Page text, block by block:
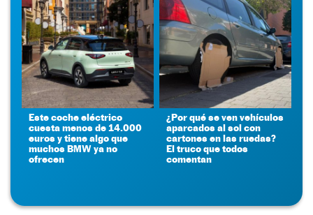
Este coche eléctrico
cuesta menos de 14.000
euros y tiene algo que
muchos BMW ya no
ofrecen
¿Por qué se ven vehículos
aparcados al sol con
cartones en las ruedas?
El truco que todos
comentan